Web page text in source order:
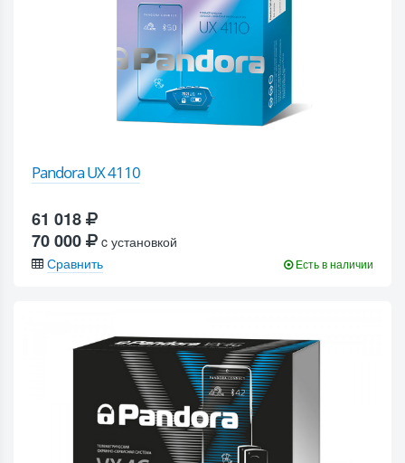
Pandora UX 4110
61 018
70 000
c установкой
Сравнить
Есть в наличии